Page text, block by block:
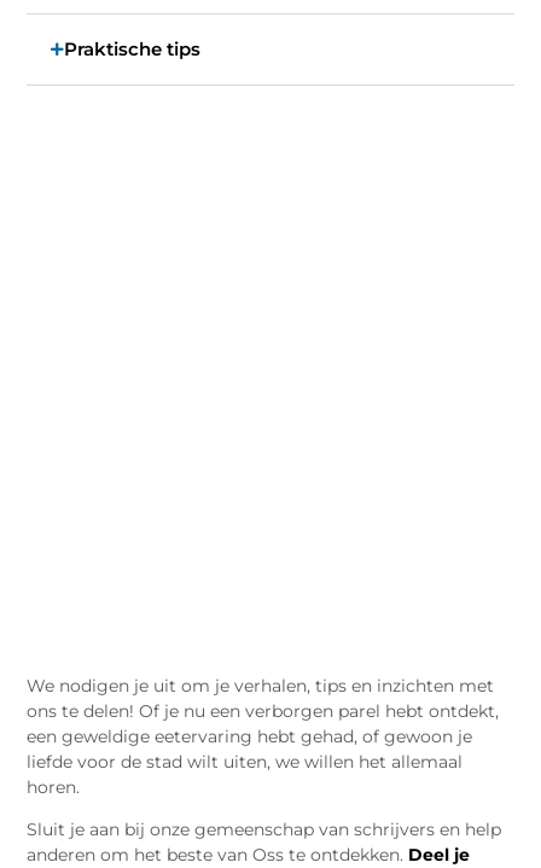
Praktische tips
We nodigen je uit om je verhalen, tips en inzichten met
ons te delen! Of je nu een verborgen parel hebt ontdekt,
een geweldige eetervaring hebt gehad, of gewoon je
liefde voor de stad wilt uiten, we willen het allemaal
horen.
Sluit je aan bij onze gemeenschap van schrijvers en help
anderen om het beste van Oss te ontdekken. Deel je